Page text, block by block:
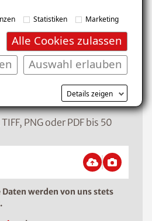
Statistiken Marketing
Alle Cookies zulassen
Auswahl erlauben
Details zeigen
PNG oder PDF bis 50
werden von uns stets